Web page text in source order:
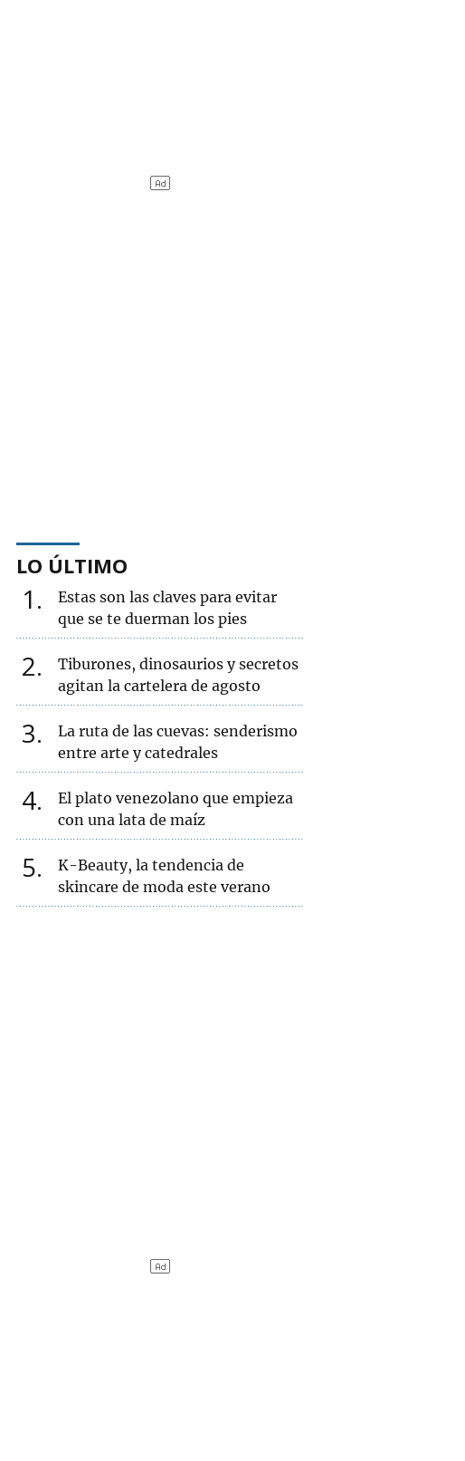
LO ÚLTIMO
1
Estas son las claves para evitar
que se te duerman los pies
2
Tiburones, dinosaurios y secretos
agitan la cartelera de agosto
3
La ruta de las cuevas: senderismo
entre arte y catedrales
4
El plato venezolano que empieza
con una lata de maíz
5
K-Beauty, la tendencia de
skincare de moda este verano